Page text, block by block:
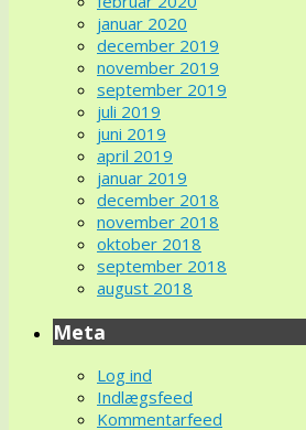
januar 2020
december 2019
november 2019
september 2019
juli 2019
juni 2019
april 2019
januar 2019
december 2018
november 2018
oktober 2018
september 2018
august 2018
Meta
Log ind
Indlægsfeed
Kommentarfeed